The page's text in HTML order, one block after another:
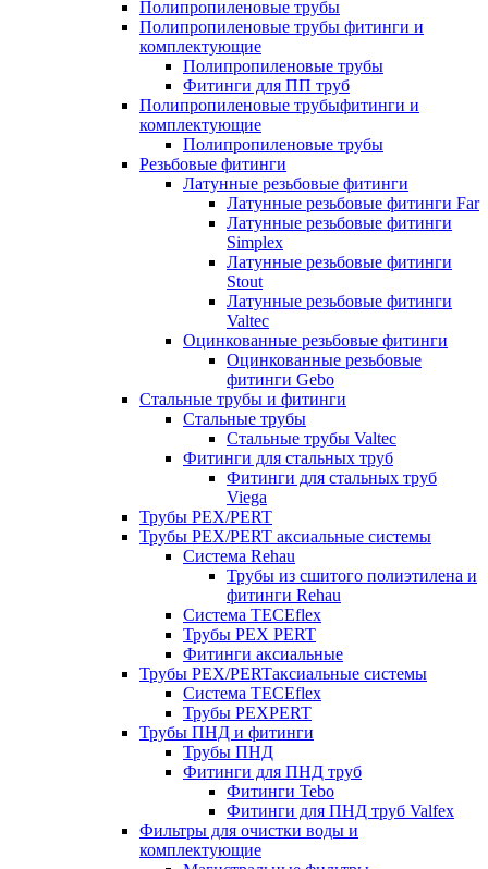
Полипропиленовые трубы
Полипропиленовые трубы фитинги и
комплектующие
Полипропиленовые трубы
Фитинги для ПП труб
Полипропиленовые трубыфитинги и
комплектующие
Полипропиленовые трубы
Резьбовые фитинги
Латунные резьбовые фитинги
Латунные резьбовые фитинги Far
Латунные резьбовые фитинги
Simplex
Латунные резьбовые фитинги
Stout
Латунные резьбовые фитинги
Valtec
Оцинкованные резьбовые фитинги
Оцинкованные резьбовые
фитинги Gebo
Стальные трубы и фитинги
Стальные трубы
Стальные трубы Valtec
Фитинги для стальных труб
Фитинги для стальных труб
Viega
Трубы PEX/PERT
Трубы PEX/PERT аксиальные системы
Система Rehau
Трубы из сшитого полиэтилена и
фитинги Rehau
Система TECEflex
Трубы PEX PERT
Фитинги аксиальные
Трубы PEX/PERTаксиальные системы
Система TECEflex
Трубы PEXPERT
Трубы ПНД и фитинги
Трубы ПНД
Фитинги для ПНД труб
Фитинги Tebo
Фитинги для ПНД труб Valfex
Фильтры для очистки воды и
комплектующие